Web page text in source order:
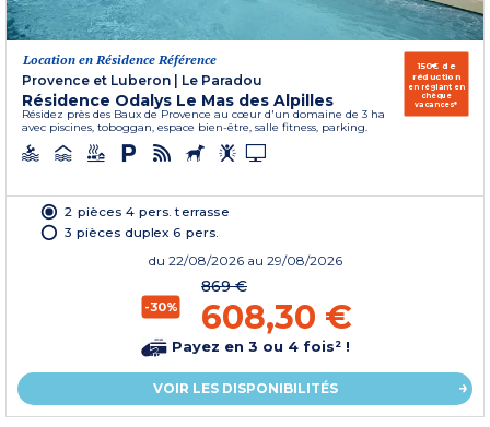
Location en Résidence Référence
Provence et Luberon
Le Paradou
Résidence Odalys Le Mas des Alpilles
Résidez près des Baux de Provence au cœur d'un domaine de 3 ha
avec piscines, toboggan, espace bien-être, salle fitness, parking.
150€ de
réduction
en réglant en
chèque
vacances*
2 pièces 4 pers. terrasse
3 pièces duplex 6 pers.
du 22/08/2026 au 29/08/2026
-30%
869 €
608,30 €
Payez en 3 ou 4 fois² !
VOIR LES DISPONIBILITÉS